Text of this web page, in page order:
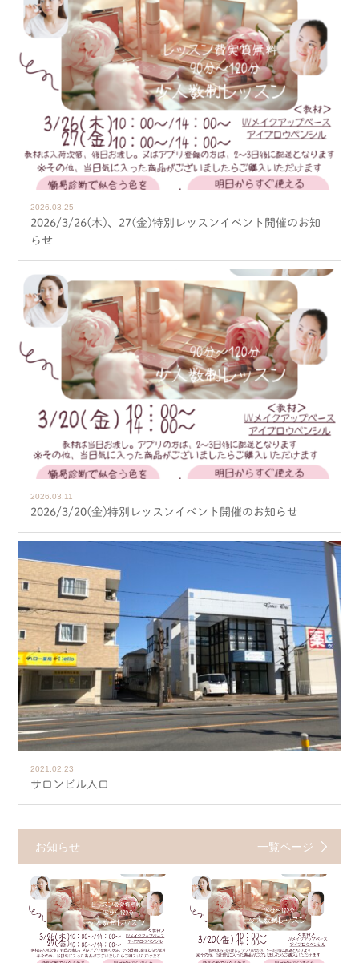
2026.03.25
2026/3/26(木)、27(金)特別レッスンイベント開催のお知
らせ
2026.03.11
2026/3/20(金)特別レッスンイベント開催のお知らせ
2021.02.23
サロンビル入口
お知らせ 一覧ページ